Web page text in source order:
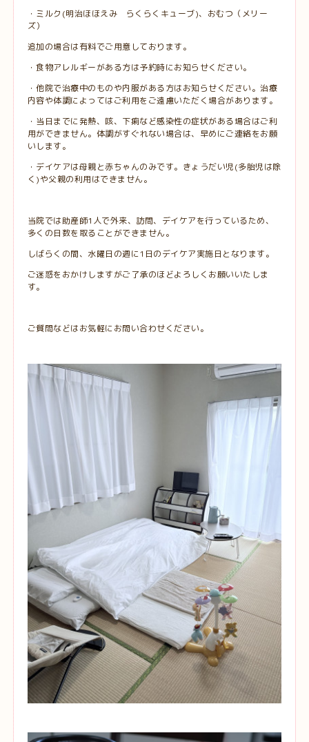
・ミルク(明治ほほえみ らくらくキューブ)、おむつ（メリー
ズ）
追加の場合は有料でご用意しております。
・食物アレルギーがある方は予約時にお知らせください。
・他院で治療中のものや内服がある方はお知らせください。治療
内容や体調によってはご利用をご遠慮いただく場合があります。
・当日までに発熱、咳、下痢など感染性の症状がある場合はご利
用ができません。体調がすぐれない場合は、早めにご連絡をお願
いします。
・デイケアは母親と赤ちゃんのみです。きょうだい児(多胎児は除
く)や父親の利用はできません。
当院では助産師1人で外来、訪問、デイケアを行っているため、
多くの日数を取ることができません。
しばらくの間、水曜日の週に1日のデイケア実施日となります。
ご迷惑をおかけしますがご了承のほどよろしくお願いいたしま
す。
ご質問などはお気軽にお問い合わせください。